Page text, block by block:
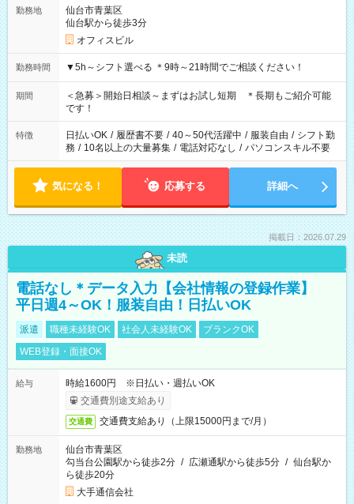
勤務地
仙台市青葉区
仙台駅から徒歩3分
オフィスビル
勤務時間 ▼5h～シフト選べる ＊9時～21時間でご相談ください！
期間
＜急募＞開始日相談～まずはお試し短期 ＊長期もご紹介可能
です！
特徴 日払いOK / 履歴書不要 / 40～50代活躍中 / 服装自由 / シフト勤
務 / 10名以上の大量募集 / 電話対応なし / パソコンスキル不要
気になる！ 応募する 詳細へ
掲載日：2026.07.29
未読
電話なし＊データ入力【会社情報の登録作業】
平日週4～OK！服装自由！日払いOK
派遣 職種未経験OK 社会人未経験OK
ブランクOK
WEB登録・面接OK
給与
時給1600円 ※日払い・週払いOK
交通費別途支給あり
交通費 交通費支給あり（上限15000円まで/月）
勤務地
仙台市青葉区
勾当台公園駅から徒歩2分 / 広瀬通駅から徒歩5分 / 仙台駅か
ら徒歩20分
大手通信会社